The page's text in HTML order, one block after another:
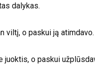
dalykas.
viltį, o paskui ją atimdavo.
juoktis, o paskui